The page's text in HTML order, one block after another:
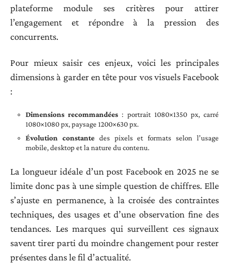
plateforme module ses critères pour attirer
l’engagement et répondre à la pression des
concurrents.
Pour mieux saisir ces enjeux, voici les principales
dimensions à garder en tête pour vos visuels Facebook
:
Dimensions recommandées : portrait 1080×1350 px, carré
1080×1080 px, paysage 1200×630 px.
Évolution constantedes pixels et formats selon l’usage
mobile, desktop et la nature du contenu.
La longueur idéale d’un post Facebook en 2025 ne se
limite donc pas à une simple question de chiffres. Elle
s’ajuste en permanence, à la croisée des contraintes
techniques, des usages et d’une observation fine des
tendances. Les marques qui surveillent ces signaux
savent tirer parti du moindre changement pour rester
présentes dans le fil d’actualité.